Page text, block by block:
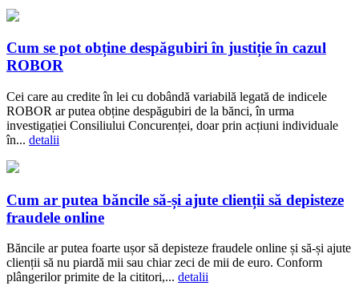
Cum se pot obține despăgubiri în justiție în cazul
ROBOR
Cei care au credite în lei cu dobândă variabilă legată de indicele
ROBOR ar putea obține despăgubiri de la bănci, în urma
investigației Consiliului Concurenței, doar prin acțiuni individuale
în... detalii
Cum ar putea băncile să-și ajute clienții să depisteze
fraudele online
Băncile ar putea foarte ușor să depisteze fraudele online și să-și ajute
clienții să nu piardă mii sau chiar zeci de mii de euro. Conform
plângerilor primite de la cititori,... detalii